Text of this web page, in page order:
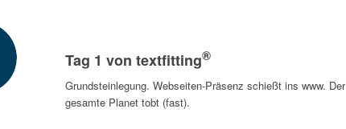
Tag 1 von textfitting®
Grundsteinlegung. Webseiten-Präsenz schießt ins www. Der
gesamte Planet tobt (fast).